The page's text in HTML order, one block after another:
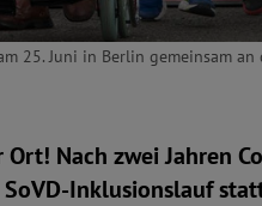
25. Juni in Berlin gemeinsam an
Nach zwei Jahren
Inklusionslauf